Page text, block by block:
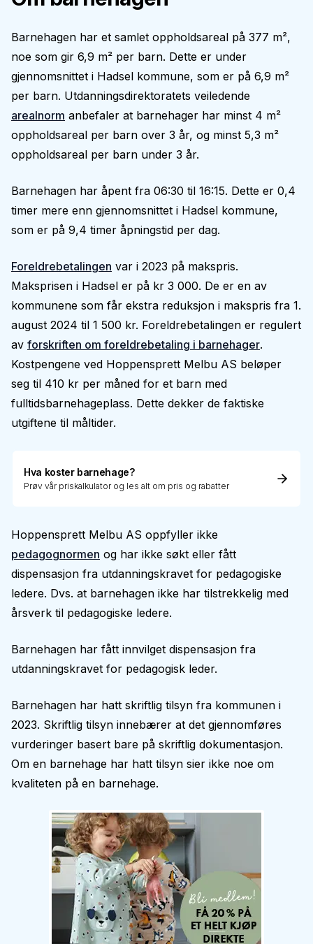
Barnehagen har et samlet oppholdsareal på 377 m²,
noe som gir 6,9 m² per barn. Dette er under
gjennomsnittet i Hadsel kommune, som er på 6,9 m²
per barn. Utdanningsdirektoratets veiledende
arealnorm anbefaler at barnehager har minst 4 m²
oppholdsareal per barn over 3 år, og minst 5,3 m²
oppholdsareal per barn under 3 år.
Barnehagen har åpent fra 06:30 til 16:15. Dette er 0,4
timer mere enn gjennomsnittet i Hadsel kommune,
som er på 9,4 timer åpningstid per dag.
Foreldrebetalingen var i 2023 på makspris.
Maksprisen i Hadsel er på kr 3 000. De er en av
kommunene som får ekstra reduksjon i makspris fra 1.
august 2024 til 1 500 kr. Foreldrebetalingen er regulert
av forskriften om foreldrebetaling i barnehager.
Kostpengene ved Hoppensprett Melbu AS beløper
seg til 410 kr per måned for et barn med
fulltidsbarnehageplass. Dette dekker de faktiske
utgiftene til måltider.
Hva koster barnehage?
Prøv vår priskalkulator og les alt om pris og rabatter
Hoppensprett Melbu AS oppfyller ikke
pedagognormen og har ikke søkt eller fått
dispensasjon fra utdanningskravet for pedagogiske
ledere. Dvs. at barnehagen ikke har tilstrekkelig med
årsverk til pedagogiske ledere.
Barnehagen har fått innvilget dispensasjon fra
utdanningskravet for pedagogisk leder.
Barnehagen har hatt skriftlig tilsyn fra kommunen i
2023. Skriftlig tilsyn innebærer at det gjennomføres
vurderinger basert bare på skriftlig dokumentasjon.
Om en barnehage har hatt tilsyn sier ikke noe om
kvaliteten på en barnehage.